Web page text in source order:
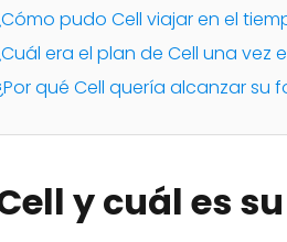
pudo Cell viajar en el
era el plan de Cell una vez
qué Cell quería alcanzar su
y cuál es